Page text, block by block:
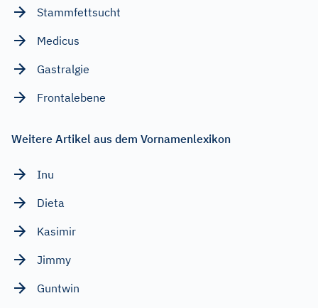
Stammfettsucht
Medicus
Gastralgie
Frontalebene
Weitere Artikel aus dem Vornamenlexikon
Inu
Dieta
Kasimir
Jimmy
Guntwin